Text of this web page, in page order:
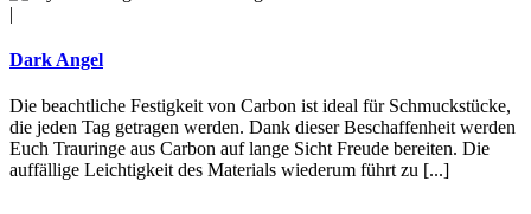
|
Dark Angel
Die beachtliche Festigkeit von Carbon ist ideal für Schmuckstücke,
die jeden Tag getragen werden. Dank dieser Beschaffenheit werden
Euch Trauringe aus Carbon auf lange Sicht Freude bereiten. Die
auffällige Leichtigkeit des Materials wiederum führt zu [...]